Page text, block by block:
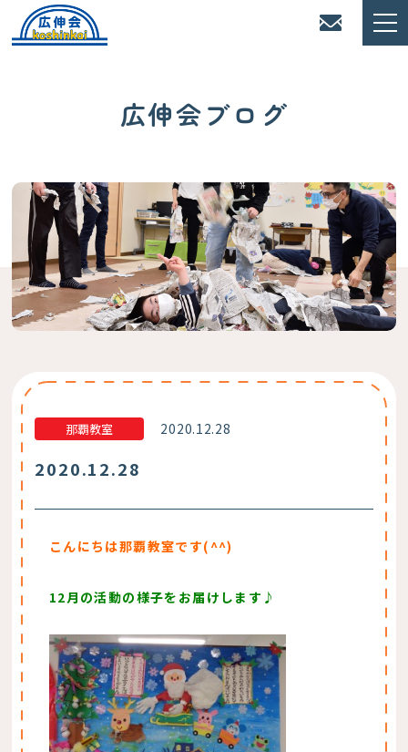
広伸会ブログ
那覇教室 2020.12.28
2020.12.28
こんにちは那覇教室です(^^)
12月の活動の様子をお届けします♪